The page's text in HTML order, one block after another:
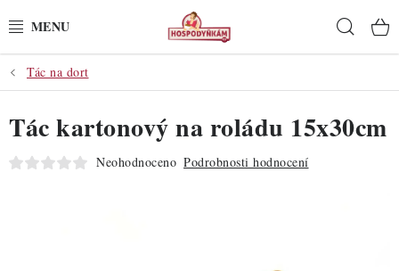
na
POTŘEBY
POMŮCKY
SUROVINY
Tác na dort
Tác kartonový na roládu 15x30cm
Neohodnoceno Podrobnosti hodnocení